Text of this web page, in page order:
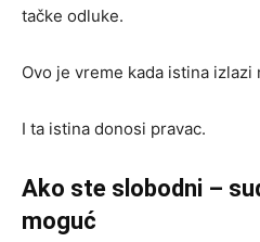
tačke odluke.
Ovo je vreme kada istina izlazi
I ta istina donosi pravac.
Ako ste slobodni –
moguć